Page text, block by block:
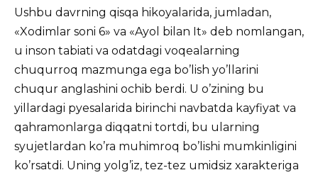
Ushbu davrning qisqa hikoyalarida, jumladan,
«Xodimlar soni 6» va «Ayol bilan It» deb nomlangan,
u inson tabiati va odatdagi voqealarning
chuqurroq mazmunga ega bo’lish yo’llarini
chuqur anglashini ochib berdi. U o’zining bu
yillardagi pyesalarida birinchi navbatda kayfiyat va
qahramonlarga diqqatni tortdi, bu ularning
syujetlardan ko’ra muhimroq bo’lishi mumkinligini
ko’rsatdi. Uning yolg’iz, tez-tez umidsiz xarakteriga